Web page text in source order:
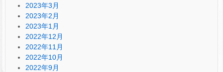
2023年3月
2023年2月
2023年1月
2022年12月
2022年11月
2022年10月
2022年9月